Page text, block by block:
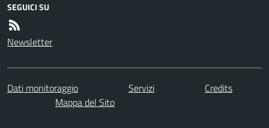
SEGUICI SU
Newsletter
Dati monitoraggio Servizi
Credits
Mappa del Sito